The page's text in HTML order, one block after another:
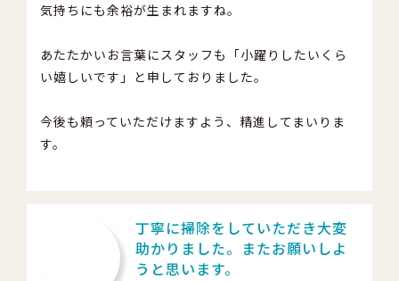
気持ちにも余裕が生まれますね。
あたたかいお言葉にスタッフも「小躍りしたいくら
い嬉しいです」と申しておりました。
今後も頼っていただけますよう、精進してまいりま
す。
丁寧に掃除をしていただき大変
助かりました。またお願いしよ
うと思います。